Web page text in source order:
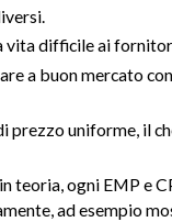
vita difficile ai
a buon mercato
prezzo uniforme, il
teoria, ogni EMP e
ad esempio